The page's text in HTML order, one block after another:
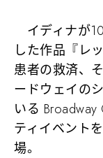
イディナが
した作品『レ
患者の救済、
ードウェイの
いる Broadway
ティイベント
場。